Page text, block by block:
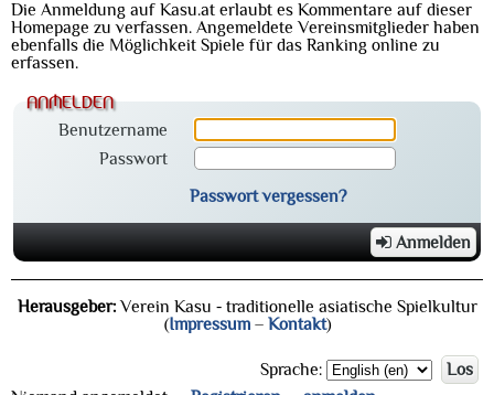
Die Anmeldung auf Kasu.at erlaubt es Kommentare auf dieser
Homepage zu verfassen. Angemeldete Vereinsmitglieder haben
ebenfalls die Möglichkeit Spiele für das Ranking online zu
erfassen.
anmelden
Benutzername
Passwort
Passwort vergessen?
Anmelden
Herausgeber:Verein Kasu - traditionelle asiatische Spielkultur
(Impressum– Kontakt)
Sprache:
Los